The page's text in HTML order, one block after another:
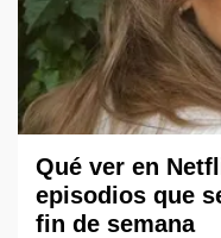
Qué ver en
episodios que
fin de semana